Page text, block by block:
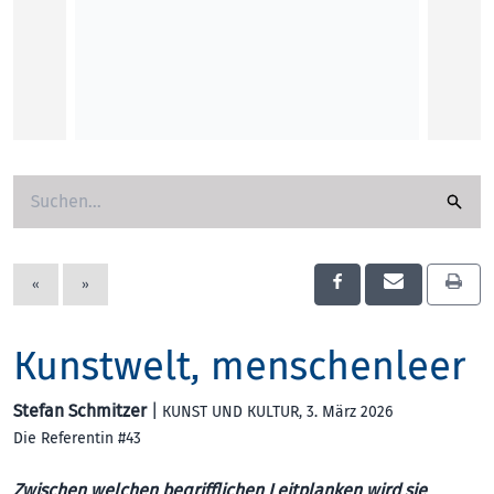
« »
Kunstwelt, menschenleer
Stefan Schmitzer| KUNST UND KULTUR, 3. März 2026
Die Referentin #43